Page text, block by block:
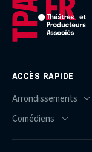
ACCÈS RAPIDE